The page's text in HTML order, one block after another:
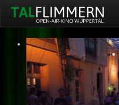
Home
Programm
Service
Ticketinfos